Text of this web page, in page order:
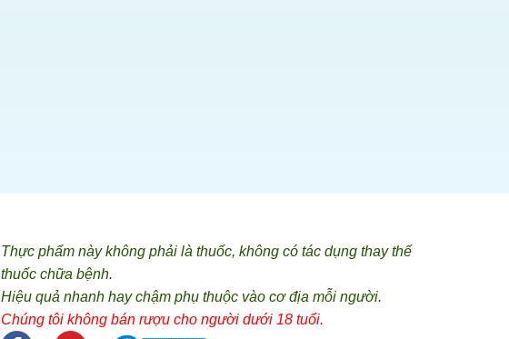
Thực phẩm này không phải là thuốc, không có tác dụng thay thế
thuốc chữa bệnh.
Hiệu quả nhanh hay chậm phụ thuộc vào cơ địa mỗi người.
Chúng tôi không bán rượu cho người dưới 18 tuổi.